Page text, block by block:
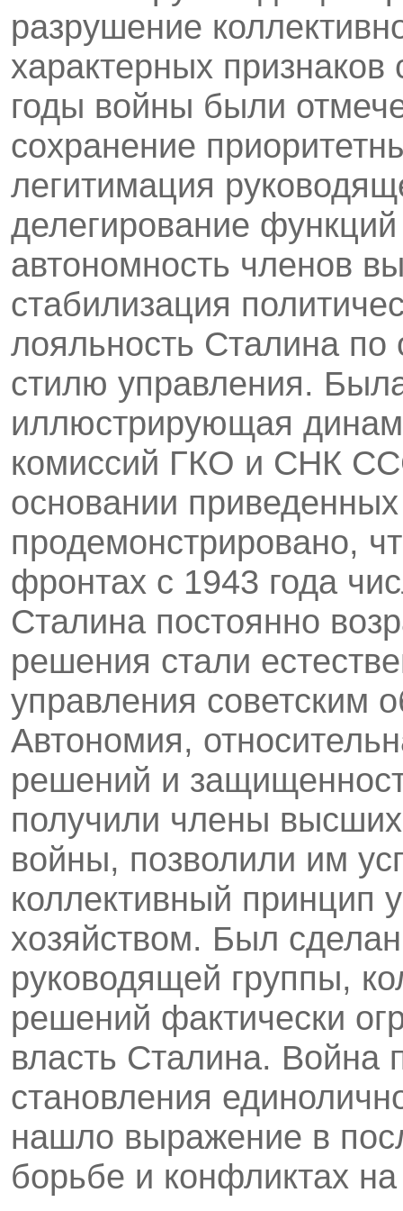
разрушение
характерных
годы войны были
сохранение
легитимация
делегирование
автономность членов
стабилизация
лояльность Сталина
стилю управления.
иллюстрирующая
комиссий ГКО и СНК
основании
продемонстрировано,
фронтах с 1943 года
Сталина постоянно
решения стали
управления советским
Автономия,
решений и
получили члены
войны, позволили им
коллективный принцип
хозяйством. Был
руководящей группы,
решений фактически
власть Сталина. Война
становления
нашло выражение в
борьбе и конфликтах